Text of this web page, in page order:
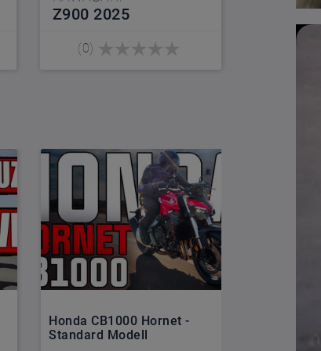
(0)
Z900 2025
Honda CB1000 Hornet -
Standard Modell
Die